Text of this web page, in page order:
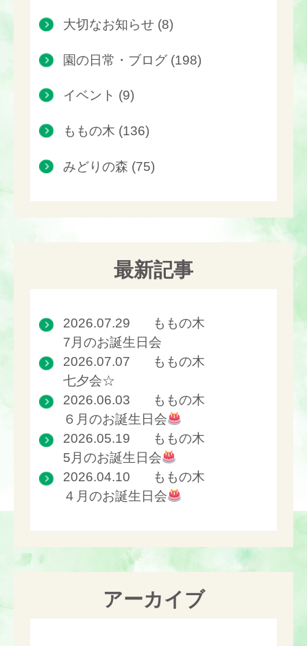
大切なお知らせ (8)
園の日常・ブログ (198)
イベント (9)
ももの木 (136)
みどりの森 (75)
最新記事
2026.07.29
ももの木
7月のお誕生日会
2026.07.07
ももの木
七夕会☆
2026.06.03
ももの木
６月のお誕生日会
2026.05.19
ももの木
5月のお誕生日会
2026.04.10
ももの木
４月のお誕生日会
アーカイブ